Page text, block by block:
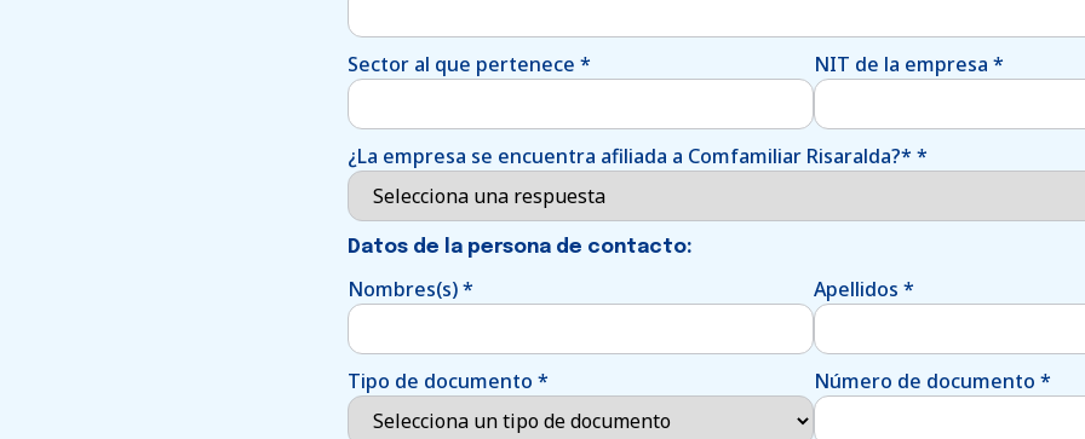
Sector al que pertenece * NIT de la empresa *
¿La empresa se encuentra afiliada a Comfamiliar Risaralda?* *
Datos de la persona de contacto:
Nombres(s)* Apellidos *
Tipo de documento * Número de documento *